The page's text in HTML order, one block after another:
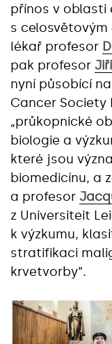
přínos v oblasti
s
lékař profesor
pak profesor
nyní působící
Cancer Society
„průkopnické
biologie a
které jsou
biomedicínu, a
a profesor
z Universiteit
k výzkumu,
stratifikaci
krvetvorby“.